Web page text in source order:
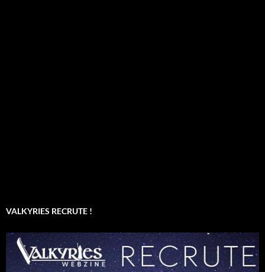
VALKYRIES RECRUTE !